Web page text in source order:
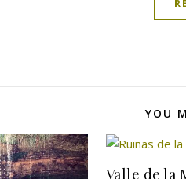
YOU
Valle de la